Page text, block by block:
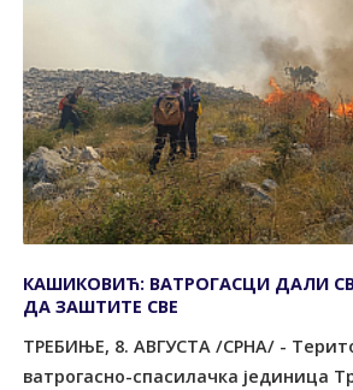
КАШИКОВИЋ: ВАТРОГАСЦИ ДАЛИ
ДА ЗАШТИТЕ СВЕ
ТРЕБИЊЕ, 8. АВГУСТА /СРНА/ -
ватрогасно-спасилачка јединица